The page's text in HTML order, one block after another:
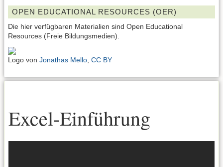
OPEN EDUCATIONAL RESOURCES (OER)
Die hier verfügbaren Materialien sind Open Educational
Resources (Freie Bildungsmedien).
Logo von Jonathas Mello CC BY
Excel-Einführung